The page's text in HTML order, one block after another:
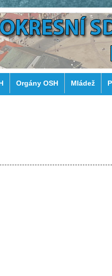
Orgány OSH Mládež